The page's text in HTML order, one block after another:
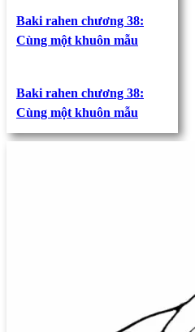
Baki rahen chương 38:
Cùng một khuôn mẫu
Baki rahen chương 38:
Cùng một khuôn mẫu